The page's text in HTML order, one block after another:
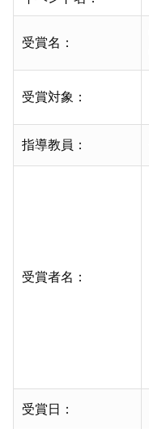
受賞名：
受賞対象：
指導教員：
受賞者名：
受賞日：